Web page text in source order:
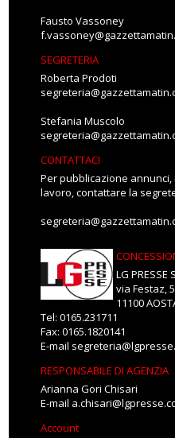
Fausto Vassoney
SEGRETERIA
Roberta Prodoti
Stefania Muscolo
CONTATTACI
Per pubblicazione
lavoro, contattare la
LG PRESSE
via Festaz,
11100
Tel: 0165.231711
Fax: 0165.1820141
E-mail
RESPONSABILE DI AGENZIA
Arianna Gori Chisari
E-mail
Account